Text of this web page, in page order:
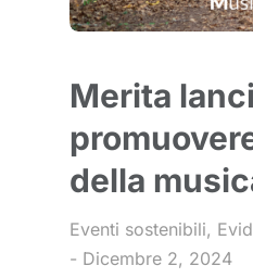
Merita
della
Eventi sostenibili,
Dicembre 2, 2024